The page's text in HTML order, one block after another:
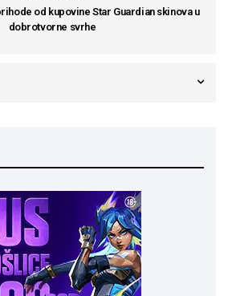
od kupovine Star Guardian skinova u
dobrotvorne svrhe